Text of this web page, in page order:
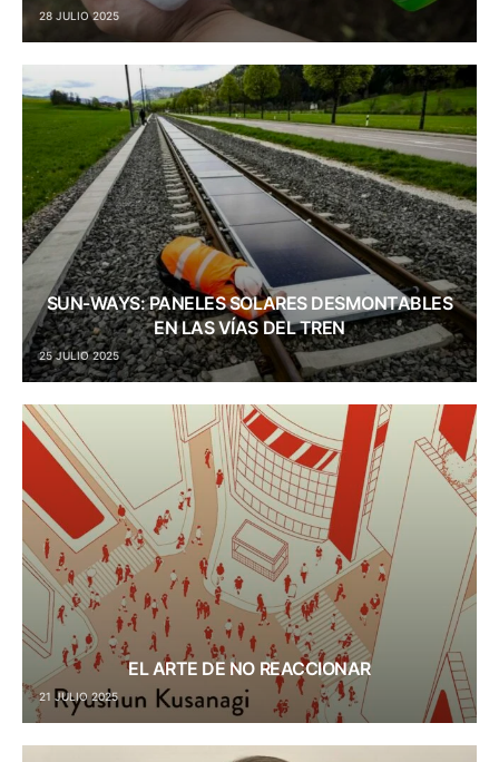
28 JULIO 2025
SUN-WAYS: PANELES SOLARES DESMONTABLES
EN LAS VÍAS DEL TREN
25 JULIO 2025
EL ARTE DE NO REACCIONAR
21 JULIO 2025